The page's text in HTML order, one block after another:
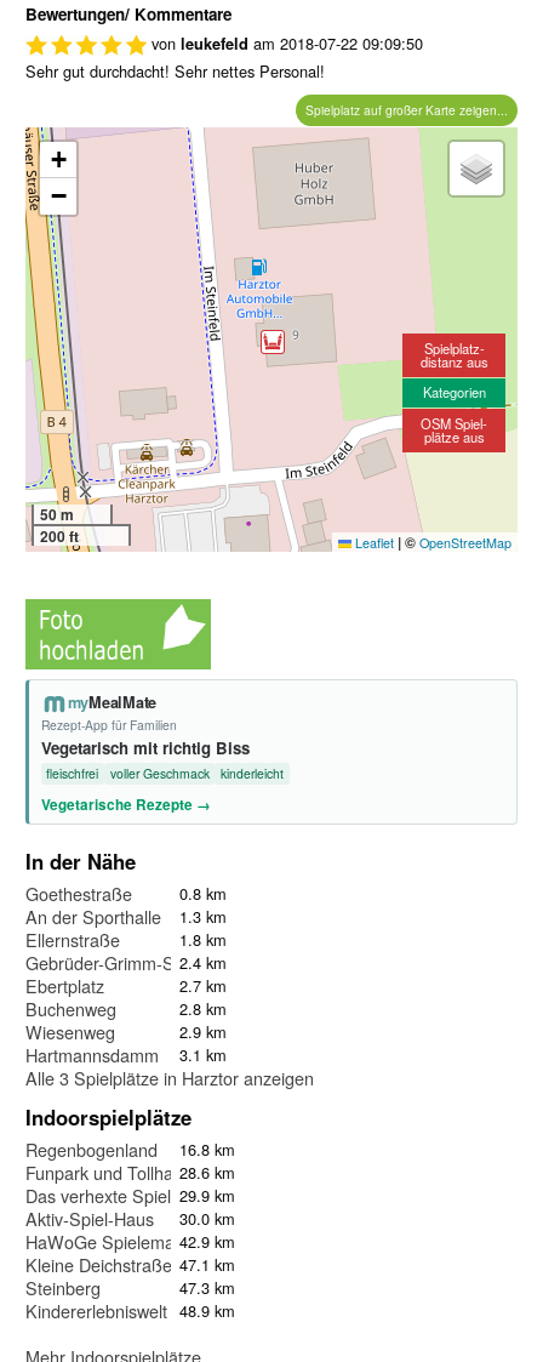
Bewertungen/ Kommentare
von leukefeld am 2018-07-22 09:09:50
Sehr gut durchdacht! Sehr nettes Personal!
Spielplatz auf großer Karte zeigen...
+
−
50 m
200 ft
Leaflet |© OpenStreetMap
Spielplatz-
distanz aus
Kategorien
OSM Spiel-
plätze aus
myMealMate
Rezept-App für Familien
Vegetarisch mit richtig Biss
fleischfrei voller Geschmack kinderleicht
Vegetarische Rezepte →
In der Nähe
Goethestraße 0.8 km
An der Sporthalle 1.3 km
Ellernstraße 1.8 km
Gebrüder-Grimm-Straße
2.4 km
Ebertplatz 2.7 km
Buchenweg 2.8 km
Wiesenweg 2.9 km
Hartmannsdamm 3.1 km
Alle 3 Spielplätze in Harztor anzeigen
Indoorspielplätze
Regenbogenland 16.8 km
Funpark und Tollhaus28.6 km
Das verhexte Spiel-Haus
29.9 km
Aktiv-Spiel-Haus 30.0 km
HaWoGe Spielemagazin
42.9 km
Kleine Deichstraße 47.1 km
Steinberg 47.3 km
Kindererlebniswelt Rumpelburg
48.9 km
Mehr Indoorspielplätze...